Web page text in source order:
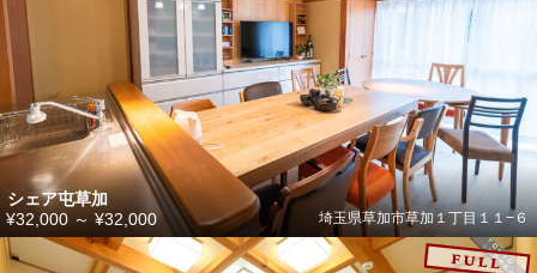
シェア屯草加
埼玉県草加市草加１丁目１１−６
¥32,000 ～ ¥32,000